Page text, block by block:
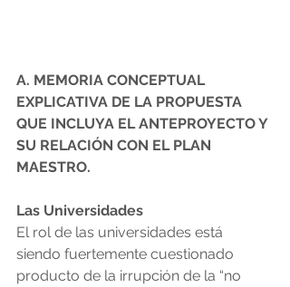
A. MEMORIA CONCEPTUAL
EXPLICATIVA DE LA PROPUESTA
QUE INCLUYA EL ANTEPROYECTO Y
SU RELACIÓN CON EL PLAN
MAESTRO.
Las Universidades
El rol de las universidades está
siendo fuertemente cuestionado
producto de la irrupción de la “no